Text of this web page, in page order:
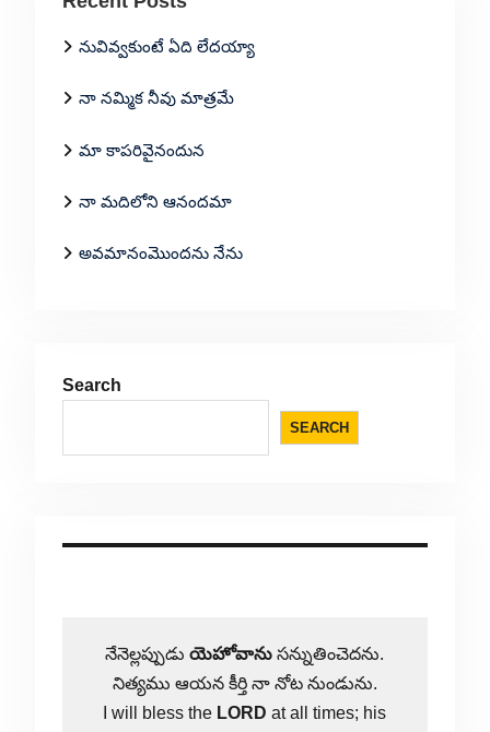
నువివ్వకుంటే ఏది లేదయ్యా
నా నమ్మిక నీవు మాత్రమే
మా కాపరివైనందున
నా మదిలోని ఆనందమా
అవమానంమొందను నేను
Search
SEARCH
నేనెల్లప్పుడుయెహోవాను సన్నుతించెదను.
నిత్యము ఆయన కీర్తి నా నోట నుండును.
I will bless the LORD at all times; his